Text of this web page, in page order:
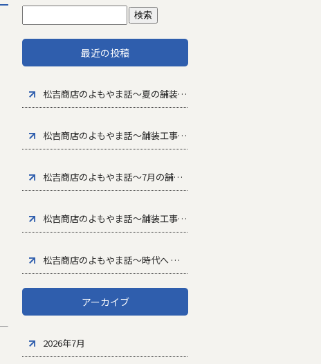
最近の投稿
松吉商店のよもやま話～夏の舗装工事で大切な暑さ対策と品質管理
松吉商店のよもやま話～舗装工事に求められる専門性とは
松吉商店のよもやま話～7月の舗装工事で気をつけたいポイント
松吉商店のよもやま話～舗装工事における安全管理の大切さ
松吉商店のよもやま話～時代へ
アーカイブ
2026年7月